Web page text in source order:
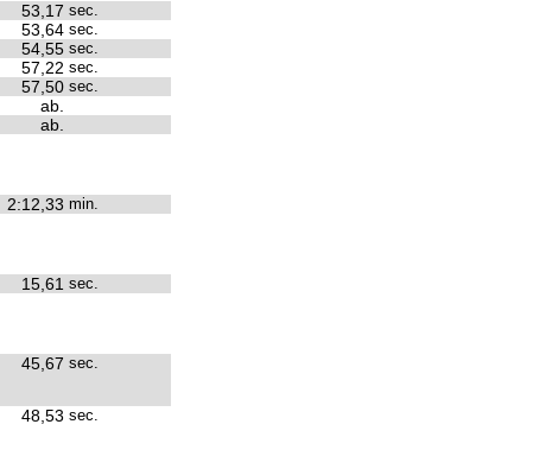
53,17 sec.
53,64 sec.
54,55 sec.
57,22 sec.
57,50 sec.
ab.
ab.
2:12,33 min.
15,61 sec.
45,67 sec.
48,53 sec.